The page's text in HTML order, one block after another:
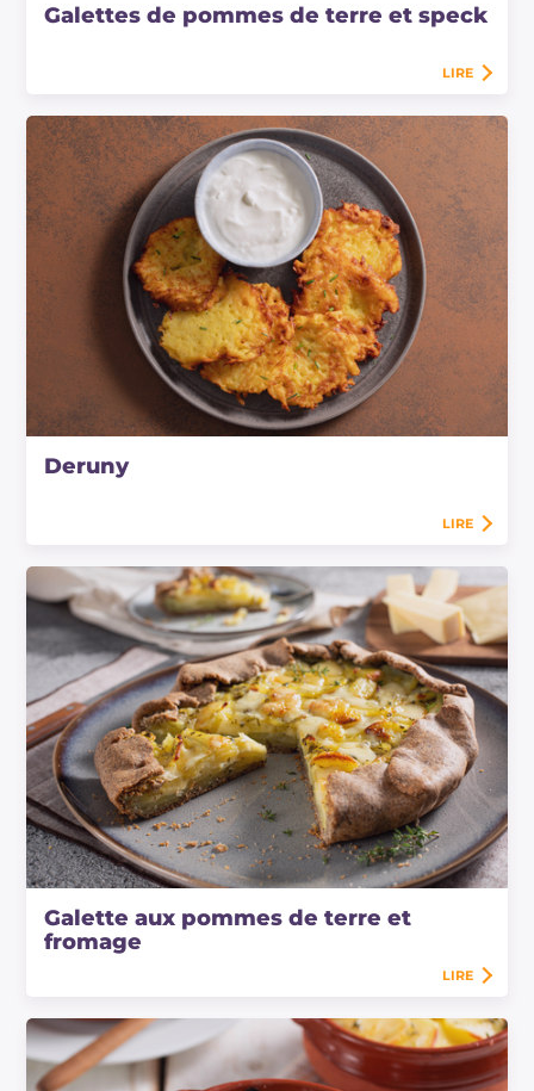
Galettes de pommes de terre et speck
LIRE
Deruny
LIRE
Galette aux pommes de terre et
fromage
LIRE